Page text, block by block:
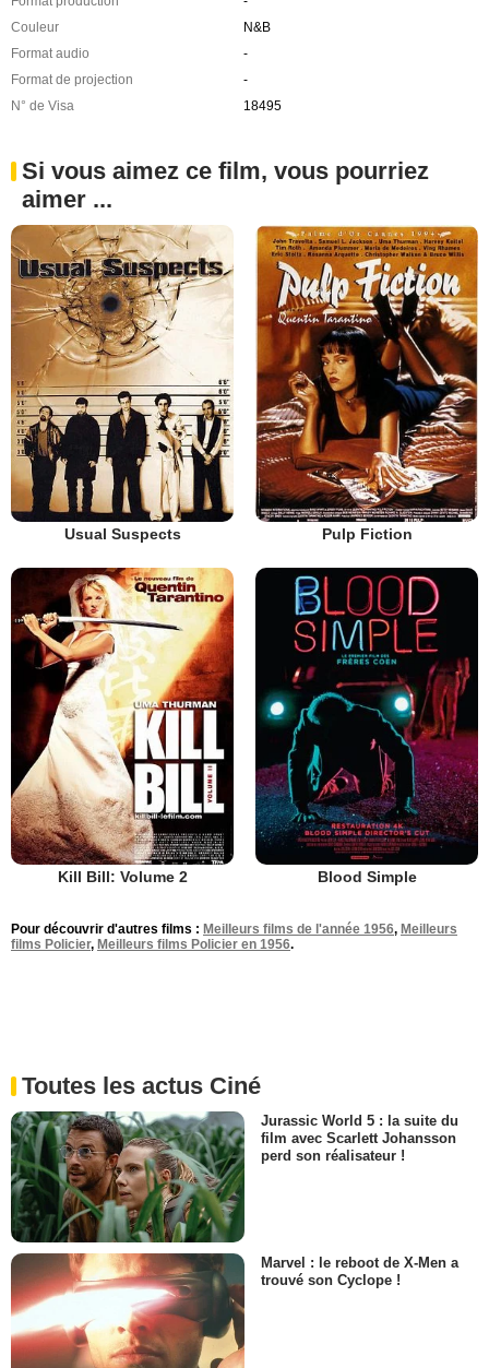
Couleur
N&B
Format audio
-
Format de projection
-
N° de Visa
18495
Si vous aimez ce film, vous pourriez
aimer ...
Usual Suspects Pulp Fiction
Kill Bill: Volume 2 Blood Simple
Pour découvrir d'autres films : Meilleurs films de l'année 1956, Meilleurs
films Policier, Meilleurs films Policier en 1956.
Toutes les actus Ciné
Jurassic World 5 : la suite du
film avec Scarlett Johansson
perd son réalisateur !
Marvel : le reboot de X-Men a
trouvé son Cyclope !